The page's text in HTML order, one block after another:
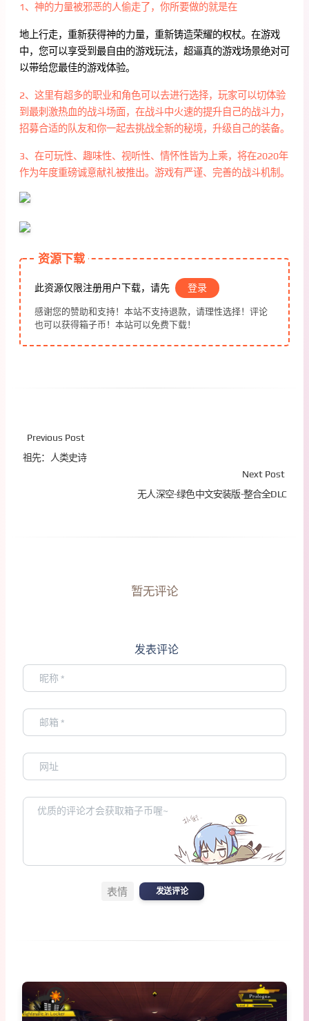
1、神的力量被邪恶的人偷走了，你所要做的就是在
地上行走，重新获得神的力量，重新铸造荣耀的权杖。在游戏
中，您可以享受到最自由的游戏玩法，超逼真的游戏场景绝对可
以带给您最佳的游戏体验。
2、这里有超多的职业和角色可以去进行选择，玩家可以切体验
到最刺激热血的战斗场面，在战斗中火速的提升自己的战斗力，
招募合适的队友和你一起去挑战全新的秘境，升级自己的装备。
3、在可玩性、趣味性、视听性、情怀性皆为上乘，将在2020年
作为年度重磅诚意献礼被推出。游戏有严谨、完善的战斗机制。
资源下载
此资源仅限注册用户下载，请先 登录
感谢您的赞助和支持！本站不支持退款，请理性选择！评论
也可以获得箱子币！本站可以免费下载！
Previous Post
祖先：人类史诗
Next Post
无人深空-绿色中文安装版-整合全DLC
暂无评论
发表评论
表情 发送评论